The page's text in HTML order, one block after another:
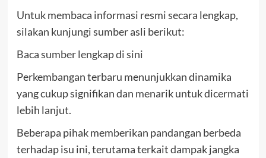
Untuk membaca informasi resmi secara lengkap,
silakan kunjungi sumber asli berikut:
Baca sumber lengkap di sini
Perkembangan terbaru menunjukkan dinamika
yang cukup signifikan dan menarik untuk dicermati
lebih lanjut.
Beberapa pihak memberikan pandangan berbeda
terhadap isu ini, terutama terkait dampak jangka